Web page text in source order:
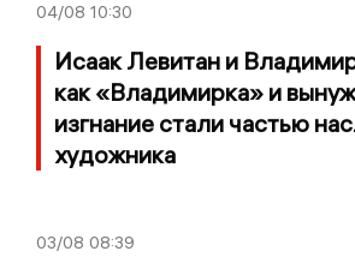
04/08 10:30
Исаак Левитан и
как «Владимирка» и
изгнание стали частью
художника
03/08 08:39